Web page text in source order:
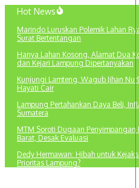
Lewati
konten
Hot News
Marindo Luruskan Polemik Lahan
Surat Bertentangan
Hanya Lahan Kosong, Alamat Dua
dan Kejari Lampung Dipertanyakan
Kunjungi Lamteng, Wagub Jihan
Hayati Cair
Lampung Pertahankan Daya Beli,
Sumatera
MTM Soroti Dugaan Penyimpangan
Barat, Desak Evaluasi
Dedy Hermawan: Hibah untuk
Prioritas Lampung?